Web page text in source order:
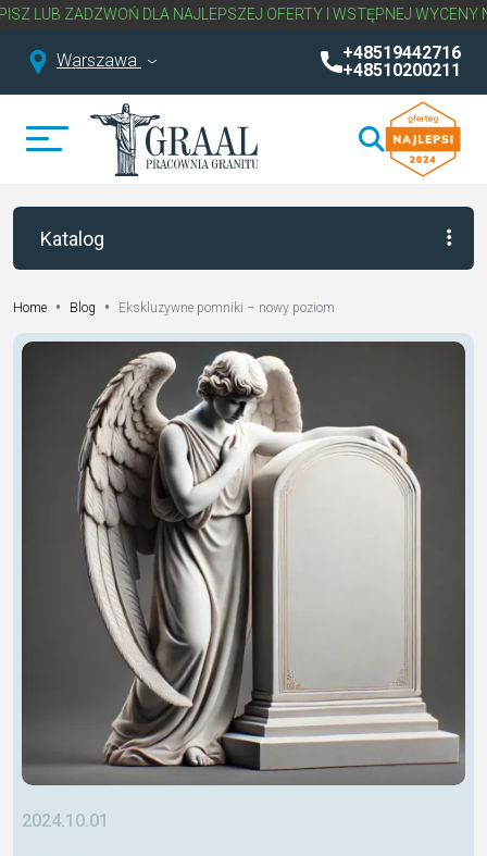
DLA NAJLEPSZEJ OFERTY I WSTĘPNEJ WYCENY NAGROBKA.
Warszawa
+48519442716
+48510200211
Katalog
Home • Blog • Ekskluzywne pomniki – nowy poziom
2024.10.01